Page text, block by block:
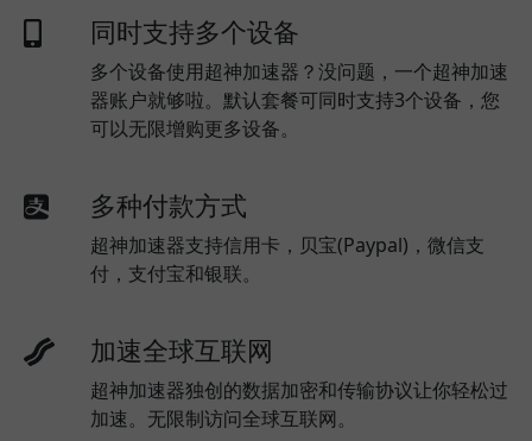
同时支持多个设备
多个设备使用超神加速器？没问题，一个超神加速
器账户就够啦。默认套餐可同时支持3个设备，您
可以无限增购更多设备。
多种付款方式
超神加速器支持信用卡，贝宝(Paypal)，微信支
付，支付宝和银联。
加速全球互联网
超神加速器独创的数据加密和传输协议让你轻松过
加速。无限制访问全球互联网。